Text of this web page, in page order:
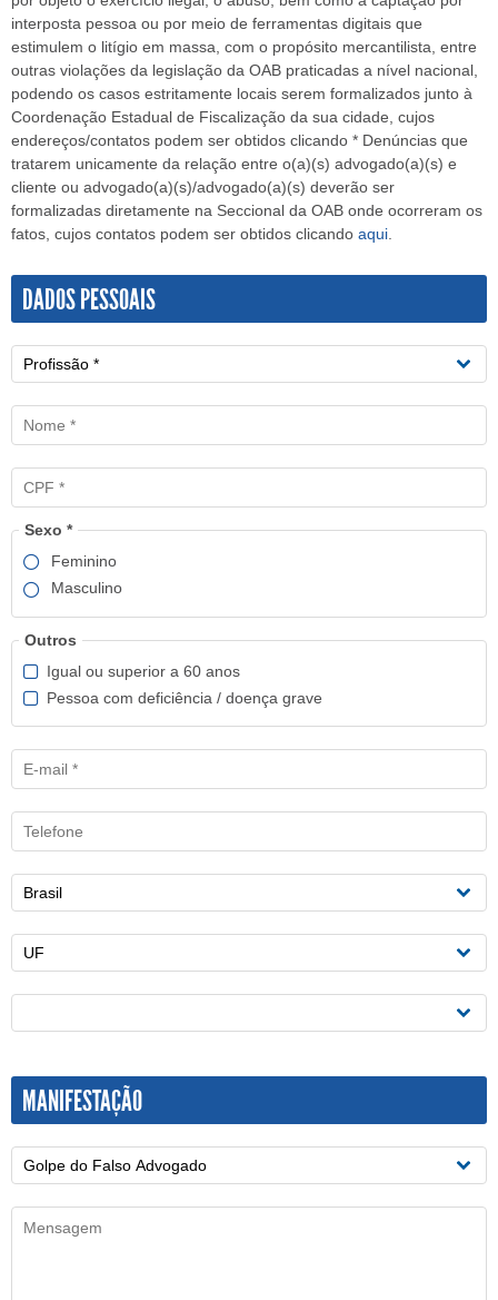
interposta pessoa ou por meio de ferramentas digitais que
estimulem o litígio em massa, com o propósito mercantilista, entre
outras violações da legislação da OAB praticadas a nível nacional,
podendo os casos estritamente locais serem formalizados junto à
Coordenação Estadual de Fiscalização da sua cidade, cujos
endereços/contatos podem ser obtidos clicando * Denúncias que
tratarem unicamente da relação entre o(a)(s) advogado(a)(s) e
cliente ou advogado(a)(s)/advogado(a)(s) deverão ser
formalizadas diretamente na Seccional da OAB onde ocorreram os
fatos, cujos contatos podem ser obtidos clicando aqui
DADOS PESSOAIS
Sexo *
Feminino
Masculino
Outros
Igual ou superior a 60 anos
Pessoa com deficiência / doença grave
MANIFESTAÇÃO